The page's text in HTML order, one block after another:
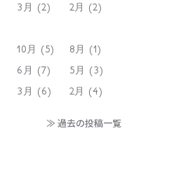
3月 (2)
2月 (2)
10月 (5)
8月 (1)
6月 (7)
5月 (3)
3月 (6) 2月 (4)
≫ 過去の投稿一覧